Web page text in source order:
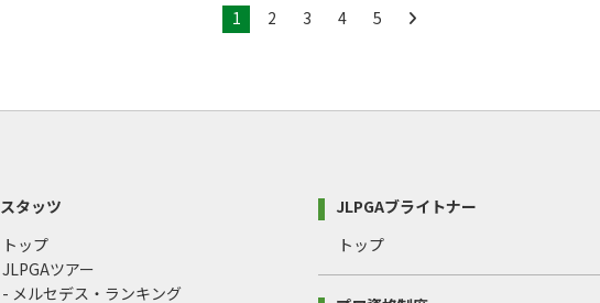
1 2 3 4 5
スタッツ
トップ
JLPGAツアー
- メルセデス・ランキング
JLPGAブライトナー
トップ